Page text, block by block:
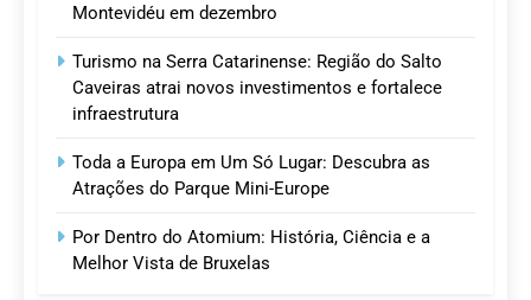
Montevidéu em dezembro
Turismo na Serra Catarinense: Região do Salto
Caveiras atrai novos investimentos e fortalece
infraestrutura
Toda a Europa em Um Só Lugar: Descubra as
Atrações do Parque Mini-Europe
Por Dentro do Atomium: História, Ciência e a
Melhor Vista de Bruxelas